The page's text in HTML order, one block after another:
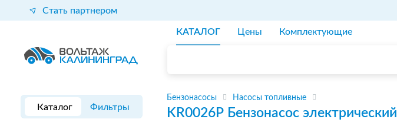
Стать партнером
КАТАЛОГ Цены Комплектующие
Каталог Фильтры
Бензонасосы Насосы топливные
KR0026P Бензонасос электрический